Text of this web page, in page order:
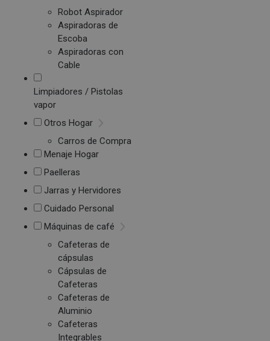
Robot Aspirador
Aspiradoras de
Escoba
Aspiradoras con
Cable
Limpiadores / Pistolas
vapor
Otros Hogar
Carros de Compra
Menaje Hogar
Paelleras
Jarras y Hervidores
Cuidado Personal
Máquinas de café
Cafeteras de
cápsulas
Cápsulas de
Cafeteras
Cafeteras de
Aluminio
Cafeteras
Integrables